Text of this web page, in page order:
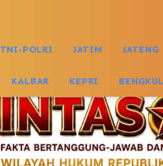
TNI-POLRI JATIM JATENG
KALBAR KEPRI